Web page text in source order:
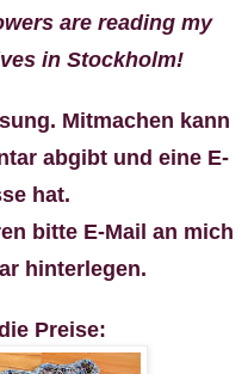
are reading my
in Stockholm!
Mitmachen kann
abgibt und eine E-
hat.
bitte E-Mail an mich
hinterlegen.
Preise: